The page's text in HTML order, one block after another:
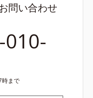
問い合わせ
時まで